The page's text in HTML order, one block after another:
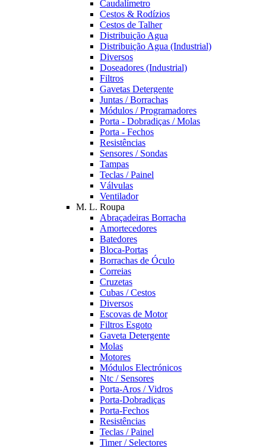
Caudalímetro
Cestos & Rodízios
Cestos de Talher
Distribuição Agua
Distribuição Agua (Industrial)
Diversos
Doseadores (Industrial)
Filtros
Gavetas Detergente
Juntas / Borrachas
Módulos / Programadores
Porta - Dobradiças / Molas
Porta - Fechos
Resistências
Sensores / Sondas
Tampas
Teclas / Painel
Válvulas
Ventilador
M. L. Roupa
Abraçadeiras Borracha
Amortecedores
Batedores
Bloca-Portas
Borrachas de Óculo
Correias
Cruzetas
Cubas / Cestos
Diversos
Escovas de Motor
Filtros Esgoto
Gaveta Detergente
Molas
Motores
Módulos Electrónicos
Ntc / Sensores
Porta-Aros / Vidros
Porta-Dobradiças
Porta-Fechos
Resistências
Teclas / Painel
Timer / Selectores